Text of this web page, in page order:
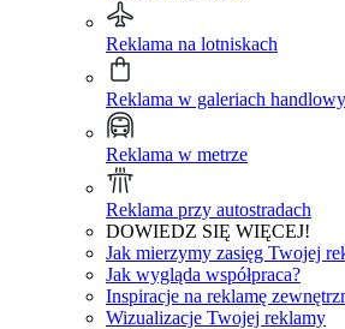
Reklama na lotniskach
Reklama w galeriach
Reklama w metrze
Reklama przy autostradach
DOWIEDZ SIĘ WIĘCEJ!
Jak mierzymy zasięg Twojej
Jak wygląda współpraca?
Inspiracje na reklamę
Wizualizacje Twojej reklamy